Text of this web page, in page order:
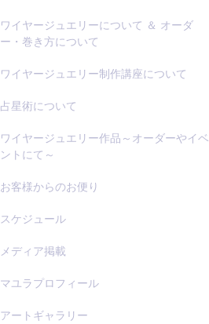
ワイヤージュエリーについて ＆ オーダ
ー・巻き方について
ワイヤージュエリー制作講座について
占星術について
ワイヤージュエリー作品～オーダーやイベ
ントにて～
お客様からのお便り
スケジュール
メディア掲載
マユラプロフィール
アートギャラリー